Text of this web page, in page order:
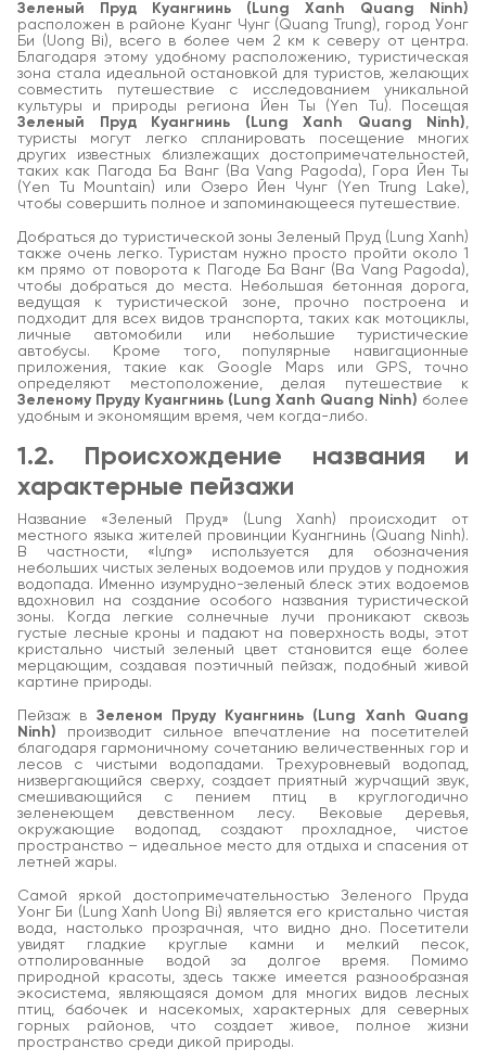
Зеленый Пруд Куангнинь (Lung Xanh Quang Ninh)
расположен в районе Куанг Чунг (Quang Trung), город Уонг
Би (Uong Bi), всего в более чем 2 км к северу от центра.
Благодаря этому удобному расположению, туристическая
зона стала идеальной остановкой для туристов, желающих
совместить путешествие с исследованием уникальной
культуры и природы региона Йен Ты (Yen Tu). Посещая
Зеленый Пруд Куангнинь (Lung Xanh Quang Ninh),
туристы могут легко спланировать посещение многих
других известных близлежащих достопримечательностей,
таких как Пагода Ба Ванг (Ba Vang Pagoda), Гора Йен Ты
(Yen Tu Mountain) или Озеро Йен Чунг (Yen Trung Lake),
чтобы совершить полное и запоминающееся путешествие.
Добраться до туристической зоны Зеленый Пруд (Lung Xanh)
также очень легко. Туристам нужно просто пройти около 1
км прямо от поворота к Пагоде Ба Ванг (Ba Vang Pagoda),
чтобы добраться до места. Небольшая бетонная дорога,
ведущая к туристической зоне, прочно построена и
подходит для всех видов транспорта, таких как мотоциклы,
личные автомобили или небольшие туристические
автобусы. Кроме того, популярные навигационные
приложения, такие как Google Maps или GPS, точно
определяют местоположение, делая путешествие к
Зеленому Пруду Куангнинь (Lung Xanh Quang Ninh) более
удобным и экономящим время, чем когда-либо.
1.2. Происхождение названия и
характерные пейзажи
Название «Зеленый Пруд» (Lung Xanh) происходит от
местного языка жителей провинции Куангнинь (Quang Ninh).
В частности, «lựng» используется для обозначения
небольших чистых зеленых водоемов или прудов у подножия
водопада. Именно изумрудно-зеленый блеск этих водоемов
вдохновил на создание особого названия туристической
зоны. Когда легкие солнечные лучи проникают сквозь
густые лесные кроны и падают на поверхность воды, этот
кристально чистый зеленый цвет становится еще более
мерцающим, создавая поэтичный пейзаж, подобный живой
картине природы.
Пейзаж в Зеленом Пруду Куангнинь (Lung Xanh Quang
Ninh) производит сильное впечатление на посетителей
благодаря гармоничному сочетанию величественных гор и
лесов с чистыми водопадами. Трехуровневый водопад,
низвергающийся сверху, создает приятный журчащий звук,
смешивающийся с пением птиц в круглогодично
зеленеющем девственном лесу. Вековые деревья,
окружающие водопад, создают прохладное, чистое
пространство – идеальное место для отдыха и спасения от
летней жары.
Самой яркой достопримечательностью Зеленого Пруда
Уонг Би (Lung Xanh Uong Bi) является его кристально чистая
вода, настолько прозрачная, что видно дно. Посетители
увидят гладкие круглые камни и мелкий песок,
отполированные водой за долгое время. Помимо
природной красоты, здесь также имеется разнообразная
экосистема, являющаяся домом для многих видов лесных
птиц, бабочек и насекомых, характерных для северных
горных районов, что создает живое, полное жизни
пространство среди дикой природы.